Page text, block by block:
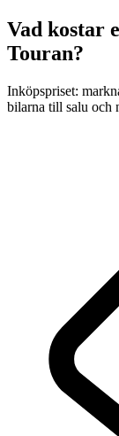
Vad kostar
Touran?
Inköpspriset:
bilarna till salu och